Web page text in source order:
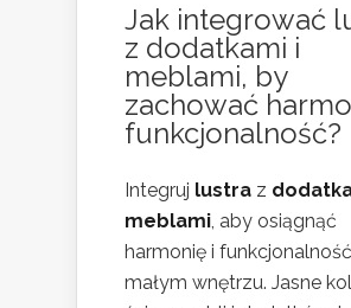
Jak integrować
z dodatkami i
meblami, by
zachować
funkcjonalność?
Integruj lustra z
meblami, aby osiągnąć
harmonię i
małym wnętrzu. Jasne